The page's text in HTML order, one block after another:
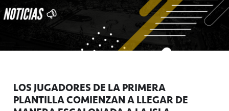
LOS JUGADORES DE LA PRIMERA
PLANTILLA COMIENZAN A LLEGAR DE